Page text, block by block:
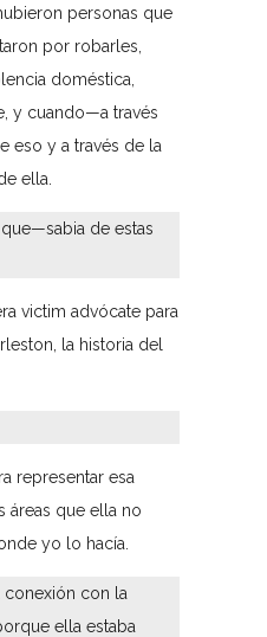
personas que
por robarles,
doméstica,
y cuando—a través
eso y a través de la
ella.
de estas
victim advócate para
la historia del
representar esa
áreas que ella no
yo lo hacía.
conexión con la
ella estaba